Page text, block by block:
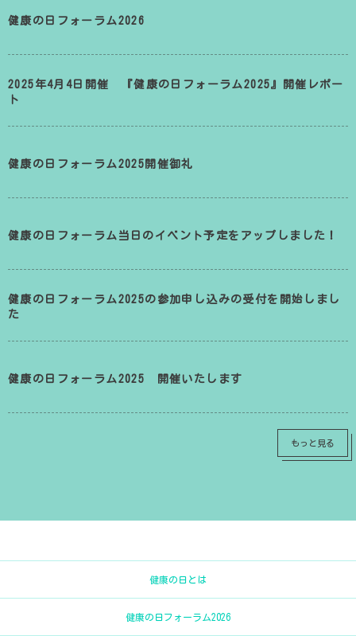
健康の日フォーラム2026
2025年4月4日開催 『健康の日フォーラム2025』開催レポー
ト
健康の日フォーラム2025開催御礼
健康の日フォーラム当日のイベント予定をアップしました！
健康の日フォーラム2025の参加申し込みの受付を開始しまし
た
健康の日フォーラム2025 開催いたします
もっと見る
健康の日とは
健康の日フォーラム2026